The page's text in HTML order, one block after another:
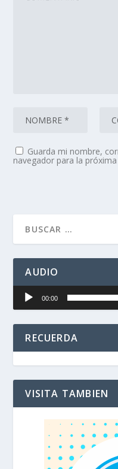
Guarda mi nombre,
navegador para la
AUDIO
Reproductor
00:00
RECUERDA
VISITA TAMBIEN